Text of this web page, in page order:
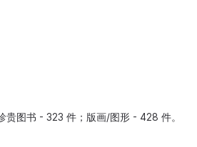
图书 - 323 件；版画/图形 - 428 件。